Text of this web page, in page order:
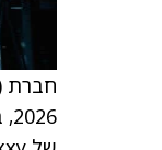
חברת Nixxy (